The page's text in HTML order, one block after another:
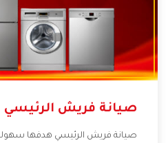
صيانة فريش الرئيسي
صيانة فريش الرئيسي هدفها